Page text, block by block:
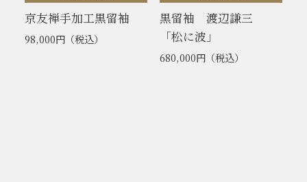
京友禅手加工黒留袖
98,000円（税込）
黒留袖 渡辺謙三
「松に波」
680,000円（税込）